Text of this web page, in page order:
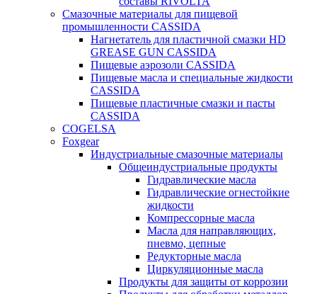
Смазочные материалы для пищевой
промышленности CASSIDA
Нагнетатель для пластичной смазки HD
GREASE GUN CASSIDA
Пищевые аэрозоли CASSIDA
Пищевые масла и специальные жидкости
CASSIDA
Пищевые пластичные смазки и пасты
CASSIDA
COGELSA
Foxgear
Индустриальные смазочные материалы
Общеиндустриальные продукты
Гидравлические масла
Гидравлические огнестойкие
жидкости
Компрессорные масла
Масла для направляющих,
пневмо, цепные
Редукторные масла
Циркуляционные масла
Продукты для защиты от коррозии